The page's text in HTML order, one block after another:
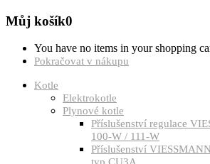
Můj košík0
You have no items in your shopping
Pokračovat v nákupu
Kotle
Elektrokotle
Plynové kotle
Příslušenství regulace
100-W / 111-W
Příslušenství